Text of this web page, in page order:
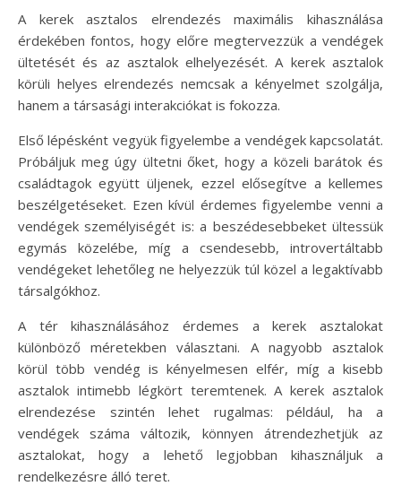
A kerek asztalos elrendezés maximális kihasználása
érdekében fontos, hogy előre megtervezzük a vendégek
ültetését és az asztalok elhelyezését. A kerek asztalok
körüli helyes elrendezés nemcsak a kényelmet szolgálja,
hanem a társasági interakciókat is fokozza.
Első lépésként vegyük figyelembe a vendégek kapcsolatát.
Próbáljuk meg úgy ültetni őket, hogy a közeli barátok és
családtagok együtt üljenek, ezzel elősegítve a kellemes
beszélgetéseket. Ezen kívül érdemes figyelembe venni a
vendégek személyiségét is: a beszédesebbeket ültessük
egymás közelébe, míg a csendesebb, introvertáltabb
vendégeket lehetőleg ne helyezzük túl közel a legaktívabb
társalgókhoz.
A tér kihasználásához érdemes a kerek asztalokat
különböző méretekben választani. A nagyobb asztalok
körül több vendég is kényelmesen elfér, míg a kisebb
asztalok intimebb légkört teremtenek. A kerek asztalok
elrendezése szintén lehet rugalmas: például, ha a
vendégek száma változik, könnyen átrendezhetjük az
asztalokat, hogy a lehető legjobban kihasználjuk a
rendelkezésre álló teret.